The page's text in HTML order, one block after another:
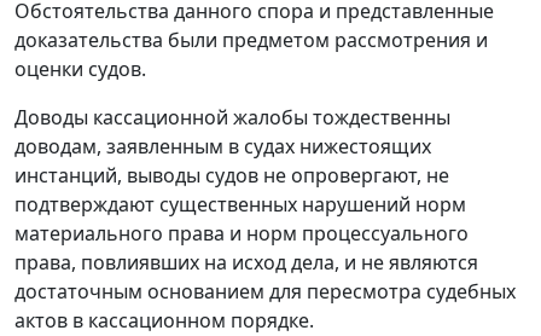
Обстоятельства данного спора и представленные
доказательства были предметом рассмотрения и
оценки судов.
Доводы кассационной жалобы тождественны
доводам, заявленным в судах нижестоящих
инстанций, выводы судов не опровергают, не
подтверждают существенных нарушений норм
материального права и норм процессуального
права, повлиявших на исход дела, и не являются
достаточным основанием для пересмотра судебных
актов в кассационном порядке.